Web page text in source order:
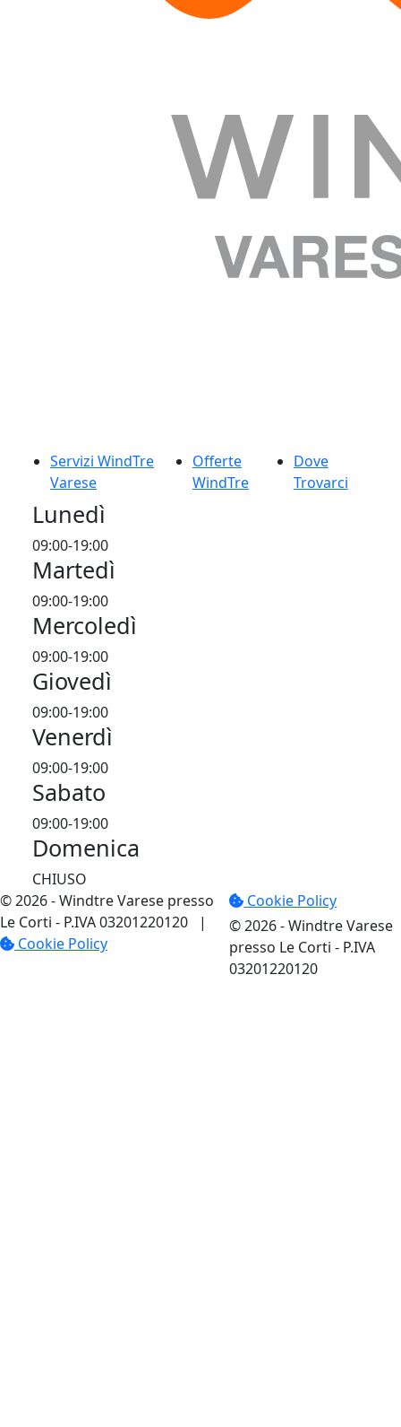
Servizi WindTre
Varese
Offerte
WindTre
Dove
Trovarci
Lunedì
09:00-19:00
Martedì
09:00-19:00
Mercoledì
09:00-19:00
Giovedì
09:00-19:00
Venerdì
09:00-19:00
Sabato
09:00-19:00
Domenica
CHIUSO
© 2026 - Windtre Varese presso
Le Corti - P.IVA 03201220120
|
Cookie Policy
Cookie Policy
© 2026 - Windtre Varese
presso Le Corti - P.IVA
03201220120